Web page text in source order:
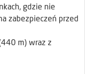
gdzie nie
zabezpieczeń przed
m) wraz z